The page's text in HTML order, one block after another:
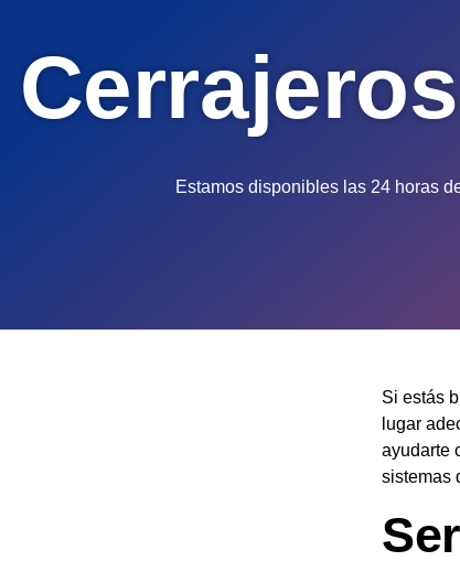
Estamos disponibles las 24 horas
Si estás
lugar
ayudarte
sistemas